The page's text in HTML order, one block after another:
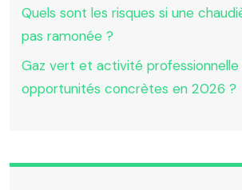
Quels sont les risques si une
pas ramonée ?
Gaz vert et activité professionnelle
opportunités concrètes en 2026 ?